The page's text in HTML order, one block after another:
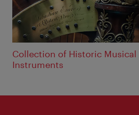
Collection of Historic Musical
Instruments